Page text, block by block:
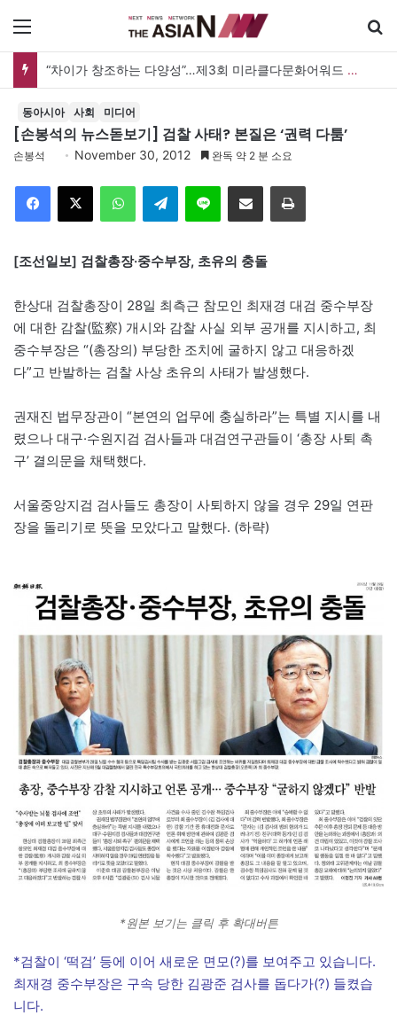
“차이가 창조하는 다양성”…제3회 미라클다문화어워드 시상식
동아시아 사회 미디어
[손봉석의 뉴스돋보기] 검찰 사태? 본질은 ‘권력 다툼’
손봉석 November 30, 2012 완독 약 2 분 소요
Telegram 이메일
[조선일보] 검찰총장·중수부장, 초유의 충돌
한상대 검찰총장이 28일 최측근 참모인 최재경 대검 중수부장
에 대한 감찰(監察) 개시와 감찰 사실 외부 공개를 지시하고, 최
중수부장은 “(총장의) 부당한 조치에 굴하지 않고 대응하겠
다”고 반발하는 검찰 사상 초유의 사태가 발생했다.
권재진 법무장관이 “본연의 업무에 충실하라”는 특별 지시를 내
렸으나 대구·수원지검 검사들과 대검연구관들이 ‘총장 사퇴 촉
구’ 결의문을 채택했다.
서울중앙지검 검사들도 총장이 사퇴하지 않을 경우 29일 연판
장을 돌리기로 뜻을 모았다고 말했다. (하략)
*원본 보기는 클릭 후 확대버튼
*검찰이 ‘떡검’ 등에 이어 새로운 면모(?)를 보여주고 있습니다.
최재경 중수부장은 구속 당한 김광준 검사를 돕다가(?) 들켰습
니다.